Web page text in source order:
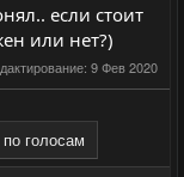
если стоит
или нет?)
9 Фев 2020
голосам